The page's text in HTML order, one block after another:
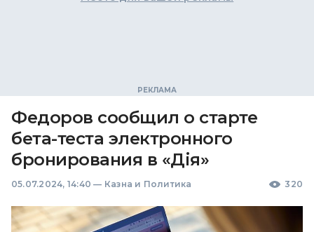
Федоров сообщил о старте
бета-теста электронного
бронирования в «Дія»
05.07.2024, 14:40 — Казна и Политика 320